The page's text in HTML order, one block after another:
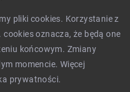
pliki cookies. Korzystanie z
oznacza, że będą one
końcowym. Zmiany
momencie. Więcej
prywatności.